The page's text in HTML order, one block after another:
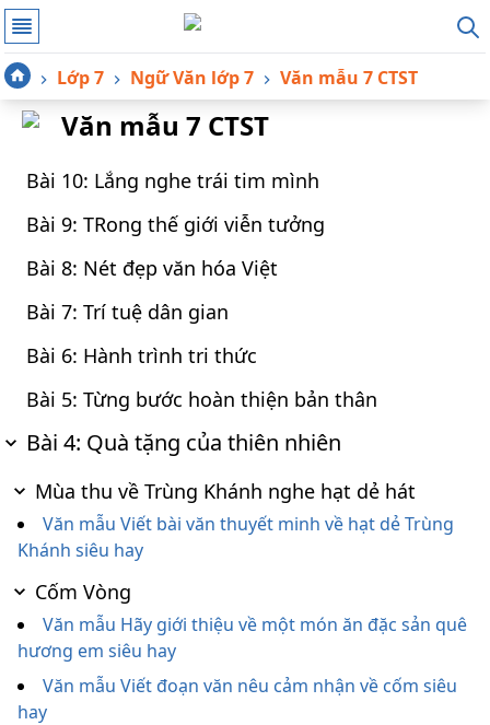
Lớp 7 Ngữ Văn lớp 7 Văn mẫu 7 CTST
Văn mẫu 7 CTST
Bài 10: Lắng nghe trái tim mình
Bài 9: TRong thế giới viễn tưởng
Bài 8: Nét đẹp văn hóa Việt
Bài 7: Trí tuệ dân gian
Bài 6: Hành trình tri thức
Bài 5: Từng bước hoàn thiện bản thân
Bài 4: Quà tặng của thiên nhiên
Mùa thu về Trùng Khánh nghe hạt dẻ hát
Văn mẫu Viết bài văn thuyết minh về hạt dẻ Trùng
Khánh siêu hay
Cốm Vòng
Văn mẫu Hãy giới thiệu về một món ăn đặc sản quê
hương em siêu hay
Văn mẫu Viết đoạn văn nêu cảm nhận về cốm siêu
hay